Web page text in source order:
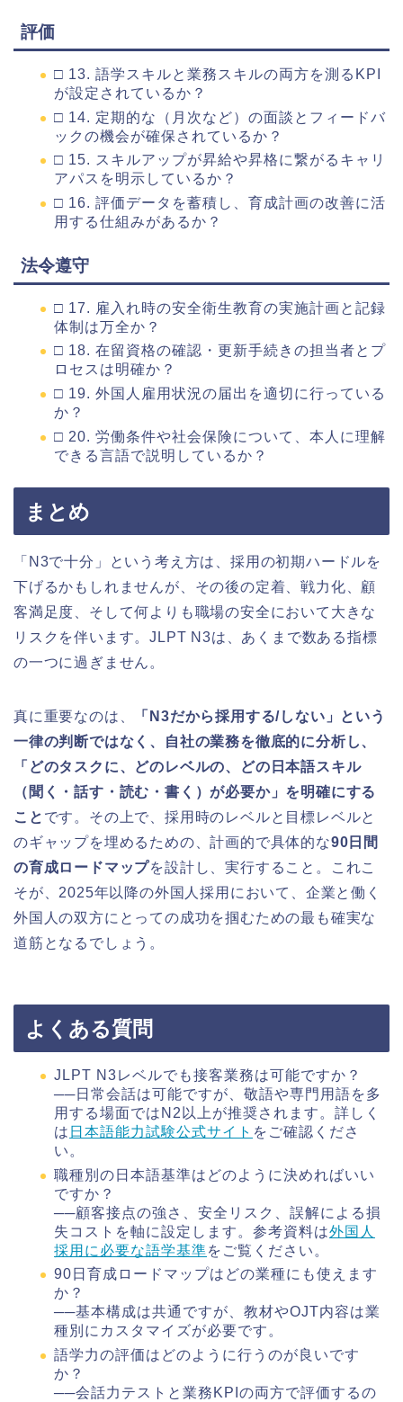
評価
□ 13. 語学スキルと業務スキルの両方を測るKPI
が設定されているか？
□ 14. 定期的な（月次など）の面談とフィードバ
ックの機会が確保されているか？
□ 15. スキルアップが昇給や昇格に繋がるキャリ
アパスを明示しているか？
□ 16. 評価データを蓄積し、育成計画の改善に活
用する仕組みがあるか？
法令遵守
□ 17. 雇入れ時の安全衛生教育の実施計画と記録
体制は万全か？
□ 18. 在留資格の確認・更新手続きの担当者とプ
ロセスは明確か？
□ 19. 外国人雇用状況の届出を適切に行っている
か？
□ 20. 労働条件や社会保険について、本人に理解
できる言語で説明しているか？
まとめ
「N3で十分」という考え方は、採用の初期ハードルを
下げるかもしれませんが、その後の定着、戦力化、顧
客満足度、そして何よりも職場の安全において大きな
リスクを伴います。JLPT N3は、あくまで数ある指標
の一つに過ぎません。
真に重要なのは、
「N3だから採用する/しない」という
一律の判断ではなく、自社の業務を徹底的に分析し、
「どのタスクに、どのレベルの、どの日本語スキル
（聞く・話す・読む・書く）が必要か」を明確にする
こと です。その上で、採用時のレベルと目標レベルと
のギャップを埋めるための、計画的で具体的な90日間
の育成ロードマップを設計し、実行すること。これこ
そが、2025年以降の外国人採用において、企業と働く
外国人の双方にとっての成功を掴むための最も確実な
道筋となるでしょう。
よくある質問
JLPT N3レベルでも接客業務は可能ですか？
──日常会話は可能ですが、敬語や専門用語を多
用する場面ではN2以上が推奨されます。詳しく
は 日本語能力試験公式サイト をご確認くださ
い。
職種別の日本語基準はどのように決めればいい
ですか？
──顧客接点の強さ、安全リスク、誤解による損
失コストを軸に設定します。参考資料は外国人
採用に必要な語学基準をご覧ください。
90日育成ロードマップはどの業種にも使えます
か？
──基本構成は共通ですが、教材やOJT内容は業
種別にカスタマイズが必要です。
語学力の評価はどのように行うのが良いです
か？
──会話力テストと業務KPIの両方で評価するの